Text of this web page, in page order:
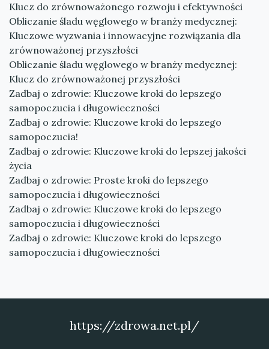
Klucz do zrównoważonego rozwoju i efektywności
Obliczanie śladu węglowego w branży medycznej:
Kluczowe wyzwania i innowacyjne rozwiązania dla
zrównoważonej przyszłości
Obliczanie śladu węglowego w branży medycznej:
Klucz do zrównoważonej przyszłości
Zadbaj o zdrowie: Kluczowe kroki do lepszego
samopoczucia i długowieczności
Zadbaj o zdrowie: Kluczowe kroki do lepszego
samopoczucia!
Zadbaj o zdrowie: Kluczowe kroki do lepszej jakości
życia
Zadbaj o zdrowie: Proste kroki do lepszego
samopoczucia i długowieczności
Zadbaj o zdrowie: Kluczowe kroki do lepszego
samopoczucia i długowieczności
Zadbaj o zdrowie: Kluczowe kroki do lepszego
samopoczucia i długowieczności
https://zdrowa.net.pl/